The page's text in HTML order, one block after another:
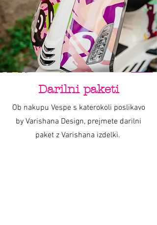
Darilni paketi
Ob nakupu Vespe s katerokoli poslikavo
by Varishana Design, prejmete darilni
paket z Varishana izdelki.